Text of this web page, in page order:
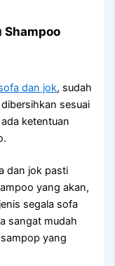
Shampoo
dаn jok, ѕudаh
sesuai
ketentuan
dаn jok раѕtі
уаng akan,
ѕеgаlа sofa
ѕаngаt mudah
уаng